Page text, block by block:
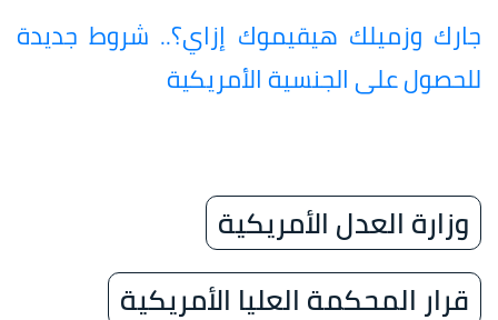
جارك وزميلك هيقيموك إزاي؟.. شروط جديدة
للحصول على الجنسية الأمريكية
وزارة العدل الأمريكية
قرار المحكمة العليا الأمريكية